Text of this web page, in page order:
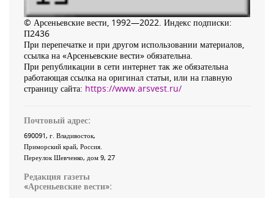
© Арсеньевские вести, 1992—2022. Индекс подписки:
П2436
При перепечатке и при другом использовании материалов,
ссылка на «Арсеньевские вести» обязательна.
При републикации в сети интернет так же обязательна
работающая ссылка на оригинал статьи, или на главную
страницу сайта: https://www.arsvest.ru/
Почтовый адрес:
690091, г. Владивосток,
Приморский край, Россия
Переулок Шевченко, дом 9, 27
Редакция газеты
«Арсеньевские вести»: